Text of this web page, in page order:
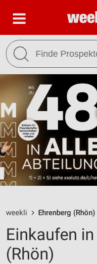
weekli Ehrenberg (Rhön)
Einkaufen
(Rhön)